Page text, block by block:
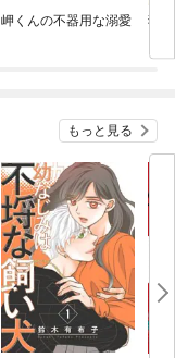
岬くんの不器用な溺愛 猫
もっと見る